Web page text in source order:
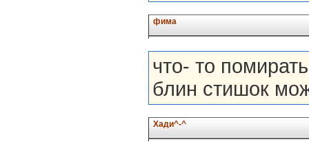
фима
что- то
блин стишок
Хади^-^